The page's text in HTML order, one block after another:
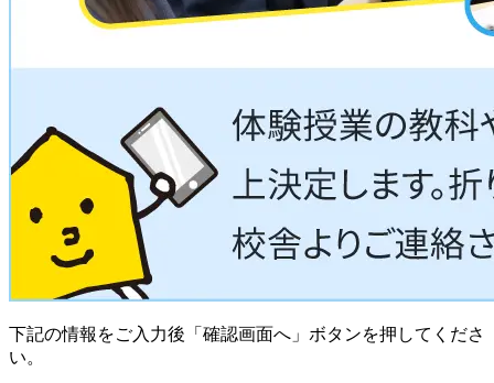
下記の情報をご入力後「確認画面へ」ボタンを押してくださ
い。